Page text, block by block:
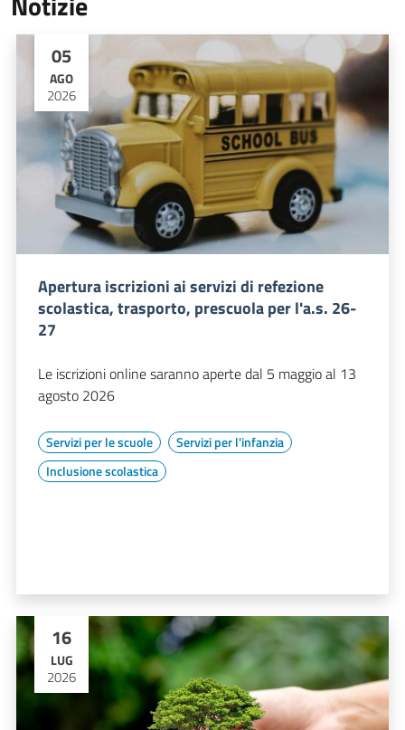
05
AGO
2026
Apertura iscrizioni ai servizi di refezione
scolastica, trasporto, prescuola per l'a.s. 26-
27
Le iscrizioni online saranno aperte dal 5 maggio al 13
agosto 2026
Servizi per le scuole
Servizi per l'infanzia
Inclusione scolastica
16
LUG
2026